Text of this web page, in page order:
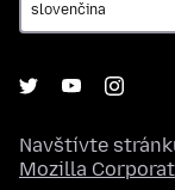
Navštívte
Mozilla